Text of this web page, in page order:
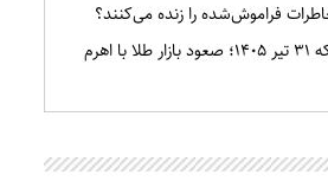
فراموش‌شده را زنده می‌کنند؟
قیمت طلا و سکه ۳۱ تیر ۱۴۰۵؛ صعود بازار طلا با اهرم